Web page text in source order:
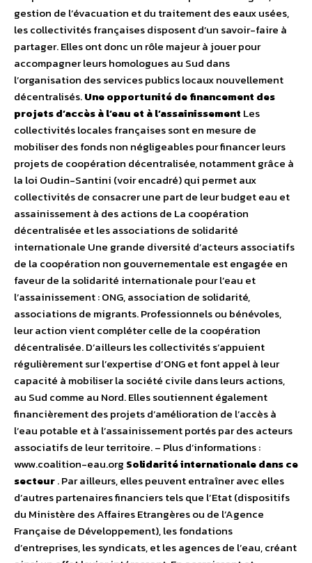
gestion de l’évacuation et du traitement des eaux usées,
les collectivités françaises disposent d’un savoir-faire à
partager. Elles ont donc un rôle majeur à jouer pour
accompagner leurs homologues au Sud dans
l’organisation des services publics locaux nouvellement
décentralisés.Une opportunité de financement des
projets d’accès à l’eau et à l’assainissement Les
collectivités locales françaises sont en mesure de
mobiliser des fonds non négligeables pour financer leurs
projets de coopération décentralisée, notamment grâce à
la loi Oudin-Santini (voir encadré) qui permet aux
collectivités de consacrer une part de leur budget eau et
assainissement à des actions de La coopération
décentralisée et les associations de solidarité
internationale Une grande diversité d’acteurs associatifs
de la coopération non gouvernementale est engagée en
faveur de la solidarité internationale pour l’eau et
l’assainissement : ONG, association de solidarité,
associations de migrants. Professionnels ou bénévoles,
leur action vient compléter celle de la coopération
décentralisée. D’ailleurs les collectivités s’appuient
régulièrement sur l’expertise d’ONG et font appel à leur
capacité à mobiliser la société civile dans leurs actions,
au Sud comme au Nord. Elles soutiennent également
financièrement des projets d’amélioration de l’accès à
l’eau potable et à l’assainissement portés par des acteurs
associatifs de leur territoire. – Plus d’informations :
www.coalition-eau.org Solidarité internationale dans ce
secteur. Par ailleurs, elles peuvent entraîner avec elles
d’autres partenaires financiers tels que l’Etat (dispositifs
du Ministère des Affaires Etrangères ou de l’Agence
Française de Développement), les fondations
d’entreprises, les syndicats, et les agences de l’eau, créant